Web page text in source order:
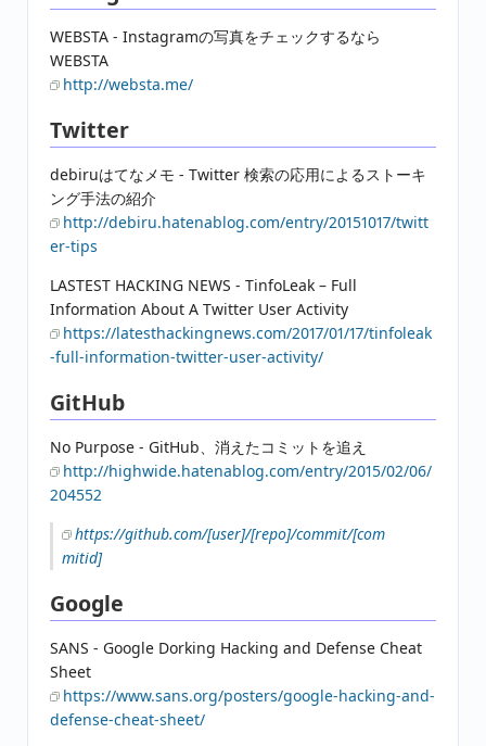
WEBSTA - Instagramの写真をチェックするなら
WEBSTA
http://websta.me/
Twitter
debiruはてなメモ - Twitter 検索の応用によるストーキ
ング手法の紹介
http://debiru.hatenablog.com/entry/20151017/twitt
er-tips
LASTEST HACKING NEWS - TinfoLeak – Full
Information About A Twitter User Activity
https://latesthackingnews.com/2017/01/17/tinfoleak
-full-information-twitter-user-activity/
GitHub
No Purpose - GitHub、消えたコミットを追え
http://highwide.hatenablog.com/entry/2015/02/06/
204552
https://github.com/[user]/[repo]/commit/[com
mitid]
Google
SANS - Google Dorking Hacking and Defense Cheat
Sheet
https://www.sans.org/posters/google-hacking-and-
defense-cheat-sheet/